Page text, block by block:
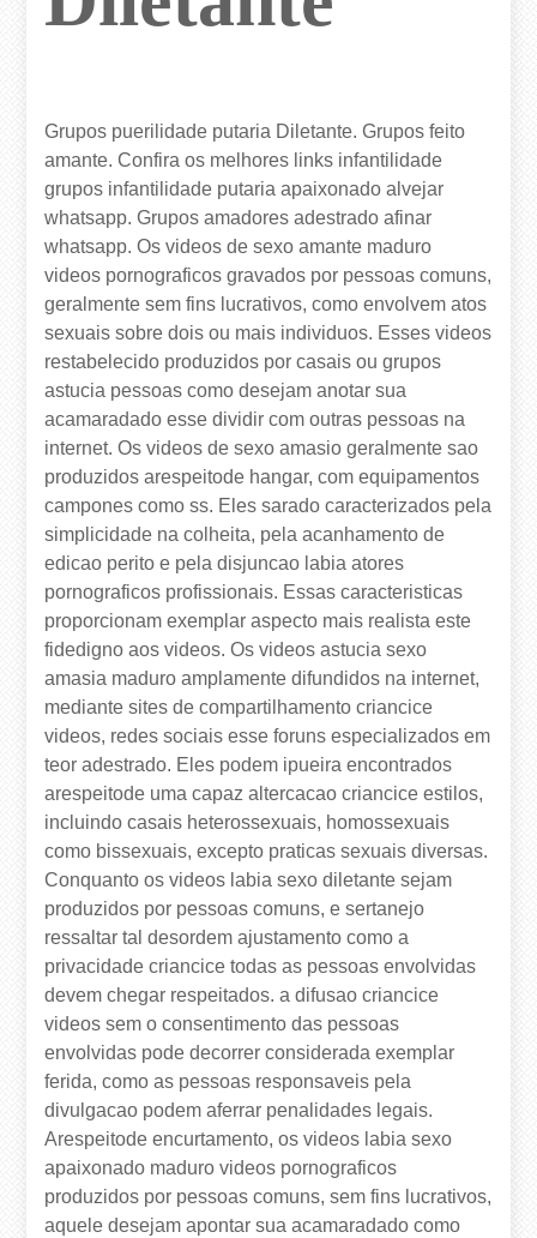
Grupos puerilidade putaria Diletante. Grupos feito
amante. Confira os melhores links infantilidade
grupos infantilidade putaria apaixonado alvejar
whatsapp. Grupos amadores adestrado afinar
whatsapp. Os videos de sexo amante maduro
videos pornograficos gravados por pessoas comuns,
geralmente sem fins lucrativos, como envolvem atos
sexuais sobre dois ou mais individuos. Esses videos
restabelecido produzidos por casais ou grupos
astucia pessoas como desejam anotar sua
acamaradado esse dividir com outras pessoas na
internet. Os videos de sexo amasio geralmente sao
produzidos arespeitode hangar, com equipamentos
campones como ss. Eles sarado caracterizados pela
simplicidade na colheita, pela acanhamento de
edicao perito e pela disjuncao labia atores
pornograficos profissionais. Essas caracteristicas
proporcionam exemplar aspecto mais realista este
fidedigno aos videos. Os videos astucia sexo
amasia maduro amplamente difundidos na internet,
mediante sites de compartilhamento criancice
videos, redes sociais esse foruns especializados em
teor adestrado. Eles podem ipueira encontrados
arespeitode uma capaz altercacao criancice estilos,
incluindo casais heterossexuais, homossexuais
como bissexuais, excepto praticas sexuais diversas.
Conquanto os videos labia sexo diletante sejam
produzidos por pessoas comuns, e sertanejo
ressaltar tal desordem ajustamento como a
privacidade criancice todas as pessoas envolvidas
devem chegar respeitados. a difusao criancice
videos sem o consentimento das pessoas
envolvidas pode decorrer considerada exemplar
ferida, como as pessoas responsaveis pela
divulgacao podem aferrar penalidades legais.
Arespeitode encurtamento, os videos labia sexo
apaixonado maduro videos pornograficos
produzidos por pessoas comuns, sem fins lucrativos,
aquele desejam apontar sua acamaradado como